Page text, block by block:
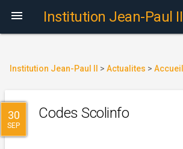
 Institution Jean-Paul II
Institution Jean-Paul II > Actualites > Accueil
30
SEP
Codes Scolinfo